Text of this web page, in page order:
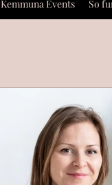
Kemmuna Events So